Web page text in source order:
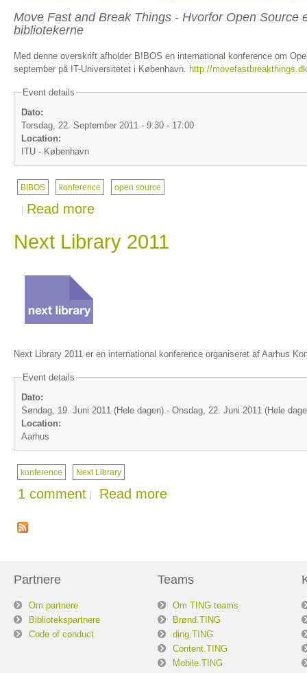
Move Fast and Break Things - Hvorfor Open Source
bibliotekerne
Med denne overskrift afholder B!BOS en international konference om
september på IT-Universitetet i København. http://
Event details
Dato:
Torsdag, 22. September 2011 - 9:30 - 17:00
Location:
ITU - København
BIBOS konference open source
Read more
Next Library 2011
Next Library 2011 er en international konference organiseret af Aarhus
Event details
Dato:
Søndag, 19. Juni 2011 (Hele dagen) - Onsdag, 22. Juni 2011 (Hele
Location:
Aarhus
konference Next Library
1 comment Read more
Partnere
Om partnere
Bibliotekspartnere
Code of conduct
Teams
Om TING teams
Brønd.TING
ding.TING
Content.TING
Mobile.TING